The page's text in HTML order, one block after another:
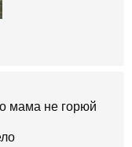
мама не горюй